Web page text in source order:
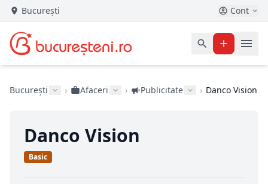
București Cont
București › Afaceri › Publicitate › Danco Vision
Danco Vision
Basic